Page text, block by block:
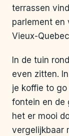
terrassen
parlement en
Vieux-
In de tuin
even zitten.
je koffie to
fontein en de
het er mooi
vergelijkbaar